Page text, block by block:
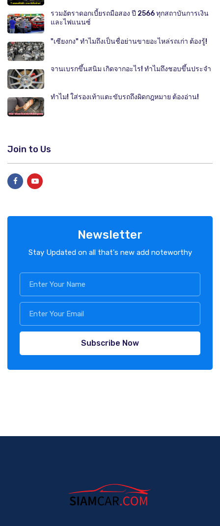
รวมอัตราดอกเบี้ยรถมือสอง ปี 2566 ทุกสถาบันการเงิน
และไฟแนนซ์
"เซียงกง" ทำไมถึงเป็นชื่อย่านขายอะไหล่รถเก่า ต้องรู้!
จานเบรกขึ้นสนิม เกิดจากอะไร! ทำไมถึงชอบขึ้นประจำ
ทำไม! ใส่รองเท้าแตะขับรถถึงผิดกฎหมาย ต้องอ่าน!
Join to Us
Newsletter
Stay Updated on all that's new add noteworthy
Subscribe Now